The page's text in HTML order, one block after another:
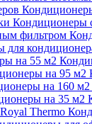
Кондиционеры
фильтром
для
на 55 м2
на 95 м2
на 160 м2
на 35 м2
Thermo